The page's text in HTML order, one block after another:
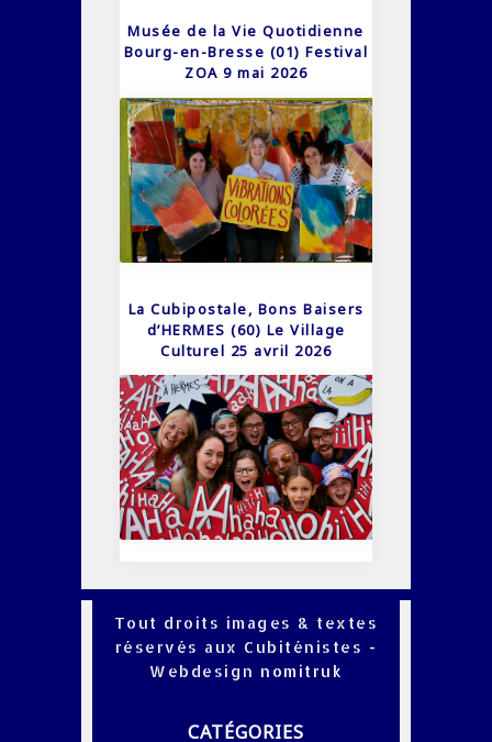
Musée de la Vie Quotidienne
Bourg-en-Bresse (01) Festival
ZOA 9 mai 2026
La Cubipostale, Bons Baisers
d’HERMES (60) Le Village
Culturel 25 avril 2026
Tout droits images & textes
réservés aux Cubiténistes -
Webdesign nomitruk
CATÉGORIES